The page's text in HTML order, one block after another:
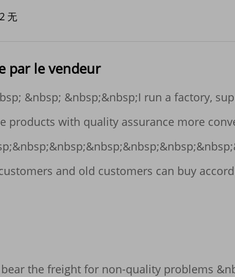
2 无
par le vendeur
&nbsp; &nbsp;&nbsp;I run a factory,
products with quality assurance more
and old customers can buy
the freight for non-quality problems